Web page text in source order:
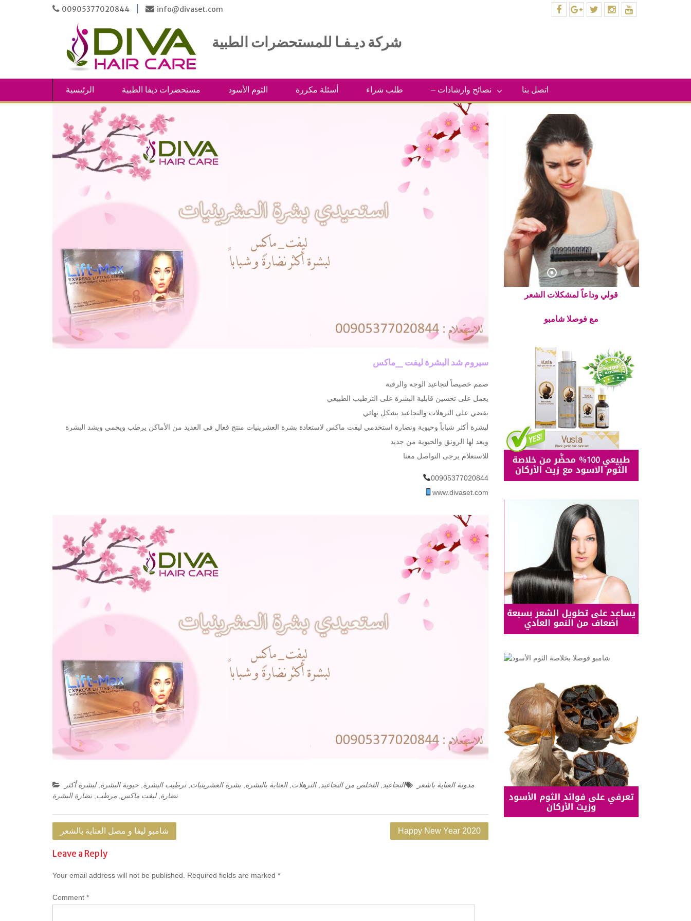
00905377020844
info@divaset.com
الرئيسية مستحضرات ديفا الطبية الثوم الأسود أسئلة مكررة طلب شراء – نصائح وارشادات اتصل بنا
سيروم شد البشرة ليفت _ماكس
صمم خصيصاً لتجاعيد الوجه والرقبة
يعمل على تحسين قابلية البشرة على الترطيب الطبيعي
يقضي على الترهلات والتجاعيد بشكل نهائي
لبشرة أكثر شباباً وحيوية ونضارة استخدمي ليفت ماكس لاستعادة بشرة العشرينيات منتج فعال في العديد من الأماكن يرطب ويحمي ويشد البشرة
ويعد لها الرونق والحيوية من جديد
للاستعلام يرجى التواصل معنا
00905377020844
www.divaset.com
مدونة العناية باشعر التجاعيد,التخلص من التجاعيد,الترهلات,العناية بالبشرة, بشرة العشرينيات,ترطيب البشرة, حيوية البشرة,لبشرة أكثر
نضارة,ليفت ماكس, مرطب, نضارة البشرة
Post
شامبو ليفا و مصل العناية بالشعر Happy New Year 2020
Leave a Reply
Your email address will not be published. Required fields are marked *
Comment *
قولي وداعاً لمشكلات الشعر
مع فوصلا شامبو